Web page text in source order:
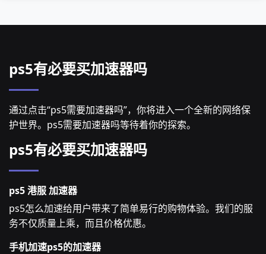
ps5有必要买加速器吗
通过点击“ps5需要加速器吗”，你将进入一个全新的网络保
护世界。ps5需要加速器吗等待着你的探索。
ps5有必要买加速器吗
ps5 港服 加速器
ps5怎么加速给用户带来了简单易行的购物体验。我们的服
务不仅质量上乘，而且价格优惠。
手机加速ps5的加速器